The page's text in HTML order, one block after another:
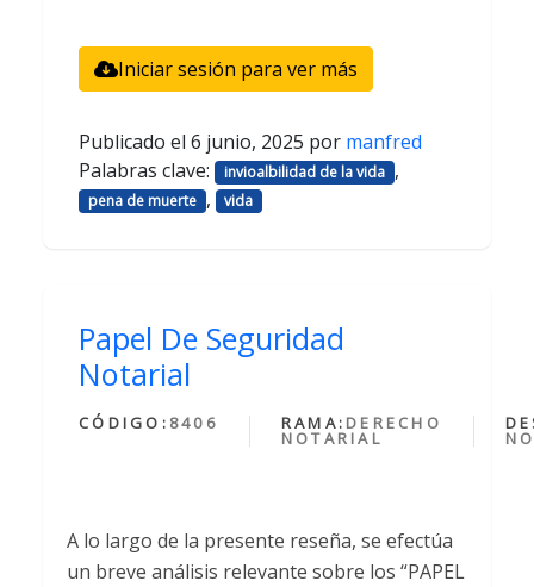
Iniciar sesión para ver más
Publicado el 6 junio, 2025 por manfred
Palabras clave:
invioalbilidad de la vida ,
pena de muerte , vida
Papel De Seguridad
Notarial
CÓDIGO: 8406 RAMA: DERECHO
NOTARIAL
A lo largo de la presente reseña, se efectúa
un breve análisis relevante sobre los “PAPEL